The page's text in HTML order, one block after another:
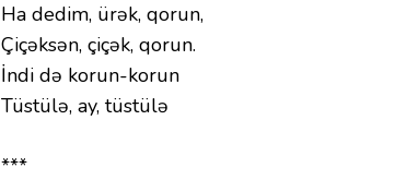
Ha dedim, ürək, qorun,
Çiçəksən, çiçək, qorun.
İndi də korun-korun
Tüstülə, ay, tüstülə
***